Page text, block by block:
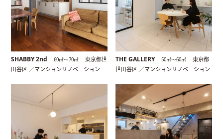
SHABBY 2nd 60㎡〜70㎡
東京都世
田谷区 ／マンションリノベーション
THE GALLERY 50㎡〜60㎡
東京都
世田谷区 ／マンションリノベーション